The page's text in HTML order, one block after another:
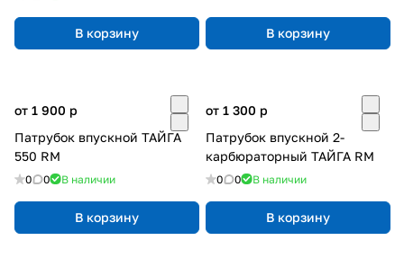
В корзину В корзину
от 1 900 p
Патрубок впускной ТАЙГА
550 RM
0 0 В наличии
В корзину
от 1 300 p
Патрубок впускной 2-
карбюраторный ТАЙГА RM
0 0 В наличии
В корзину